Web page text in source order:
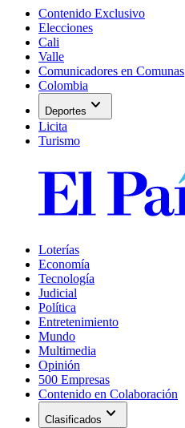
Contenido Exclusivo
Elecciones
Cali
Valle
Comunicadores en Comunas
Colombia
Deportes expand_more
Licita
Turismo
Loterías
Economía
Tecnología
Judicial
Política
Entretenimiento
Mundo
Multimedia
Opinión
500 Empresas
Contenido en Colaboración
Clasificados expand_more